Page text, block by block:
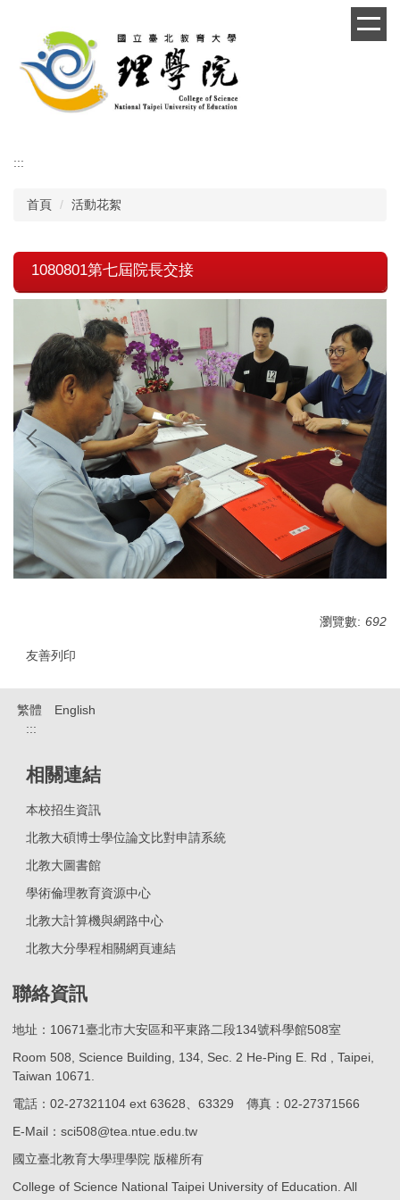
要
:::
首頁 活動花絮
1080801第七屆院長交接
瀏覽數: 692
友善列印
繁體
English
:::
相關連結
本校招生資訊
北教大碩博士學位論文比對申請系統
北教大圖書館
學術倫理教育資源中心
北教大計算機與網路中心
北教大分學程相關網頁連結
聯絡資訊
地址：10671臺北市大安區和平東路二段134號科學館508室
Room 508, Science Building, 134, Sec. 2 He-Ping E. Rd , Taipei,
Taiwan 10671.
電話：02-27321104 ext 63628、63329 傳真：02-27371566
E-Mail：sci508@tea.ntue.edu.tw
國立臺北教育大學理學院 版權所有
College of Science National Taipei University of Education. All